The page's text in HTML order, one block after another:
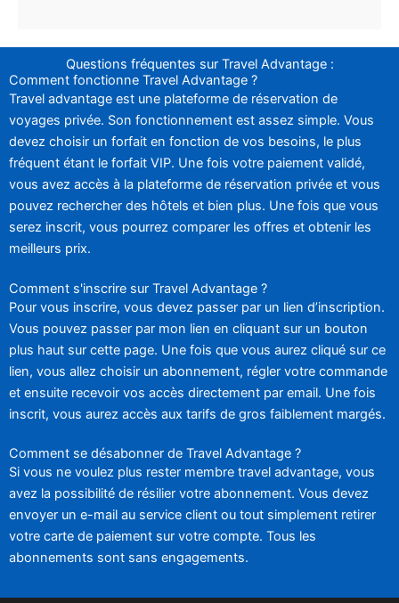
Questions fréquentes sur Travel Advantage :
Comment fonctionne Travel Advantage ?
Travel advantage est une plateforme de réservation de
voyages privée. Son fonctionnement est assez simple. Vous
devez choisir un forfait en fonction de vos besoins, le plus
fréquent étant le forfait VIP. Une fois votre paiement validé,
vous avez accès à la plateforme de réservation privée et vous
pouvez rechercher des hôtels et bien plus. Une fois que vous
serez inscrit, vous pourrez comparer les offres et obtenir les
meilleurs prix.
Comment s'inscrire sur Travel Advantage ?
Pour vous inscrire, vous devez passer par un lien d’inscription.
Vous pouvez passer par mon lien en cliquant sur un bouton
plus haut sur cette page. Une fois que vous aurez cliqué sur ce
lien, vous allez choisir un abonnement, régler votre commande
et ensuite recevoir vos accès directement par email. Une fois
inscrit, vous aurez accès aux tarifs de gros faiblement margés.
Comment se désabonner de Travel Advantage ?
Si vous ne voulez plus rester membre travel advantage, vous
avez la possibilité de résilier votre abonnement. Vous devez
envoyer un e-mail au service client ou tout simplement retirer
votre carte de paiement sur votre compte. Tous les
abonnements sont sans engagements.